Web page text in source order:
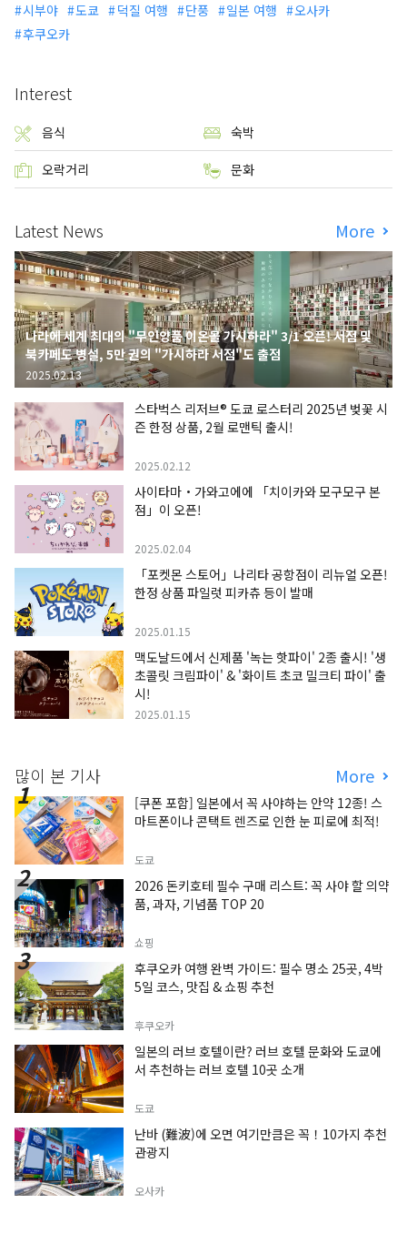
시부야 도쿄 덕질 여행 단풍 일본 여행
오사카
후쿠오카
Interest
음식 숙박
오락거리 문화
Latest News More
나라에 세계 최대의 "무인양품 이온몰 가시하라" 3/1 오픈! 서점 및
북카페도 병설, 5만 권의 "가시하라 서점"도 출점
2025.02.13
스타벅스 리저브® 도쿄 로스터리 2025년 벚꽃 시
즌 한정 상품, 2월 로맨틱 출시!
2025.02.12
사이타마・가와고에에 「치이카와 모구모구 본
점」이 오픈!
2025.02.04
「포켓몬 스토어」나리타 공항점이 리뉴얼 오픈!
한정 상품 파일럿 피카츄 등이 발매
2025.01.15
맥도날드에서 신제품 '녹는 핫파이' 2종 출시! '생
초콜릿 크림파이' & '화이트 초코 밀크티 파이' 출
시!
2025.01.15
많이 본 기사 More
[쿠폰 포함] 일본에서 꼭 사야하는 안약 12종! 스
마트폰이나 콘택트 렌즈로 인한 눈 피로에 최적!
도쿄
2026 돈키호테 필수 구매 리스트: 꼭 사야 할 의약
품, 과자, 기념품 TOP 20
쇼핑
후쿠오카 여행 완벽 가이드: 필수 명소 25곳, 4박
5일 코스, 맛집 & 쇼핑 추천
후쿠오카
일본의 러브 호텔이란? 러브 호텔 문화와 도쿄에
서 추천하는 러브 호텔 10곳 소개
도쿄
난바 (難波)에 오면 여기만큼은 꼭！10가지 추천
관광지
오사카